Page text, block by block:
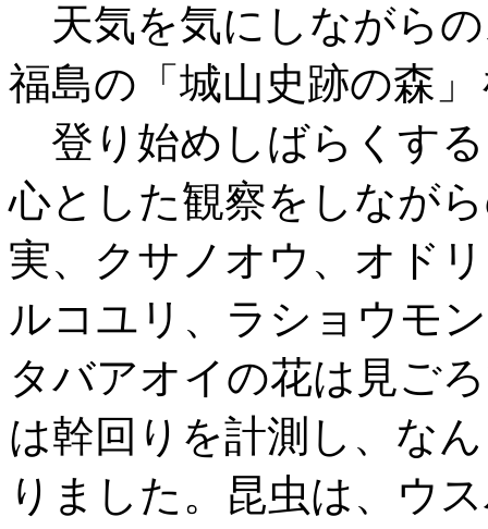
天気を気にしながら
福島の「城山史跡の森
登り始めしばらくす
心とした観察をしなが
実、クサノオウ、オド
ルコユリ、ラショウモ
タバアオイの花は見ご
は幹回りを計測し、な
りました。昆虫は、ウ